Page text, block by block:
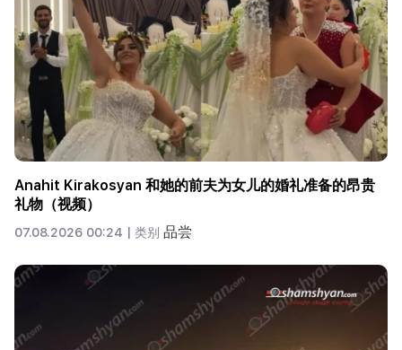
Anahit Kirakosyan 和她的前夫为女儿的婚礼准备的昂贵
礼物（视频）
07.08.2026 00:24 | 类别 品尝